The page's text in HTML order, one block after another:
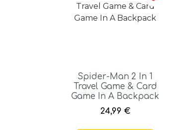
Spider-Man 2 In 1
Travel Game & Card
Game In A Backpack
24,99 €